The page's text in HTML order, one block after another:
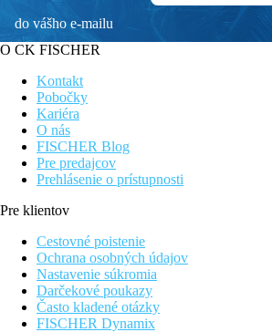
do vášho e-mailu
O CK FISCHER
Kontakt
Pobočky
Kariéra
O nás
FISCHER Blog
Pre predajcov
Prehlásenie o prístupnosti
Pre klientov
Cestovné poistenie
Ochrana osobných údajov
Nastavenie súkromia
Darčekové poukazy
Často kladené otázky
FISCHER Dynamix